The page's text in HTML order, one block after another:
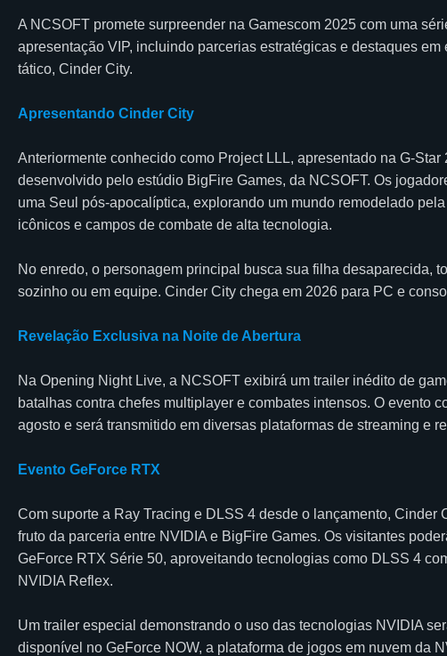
A NCSOFT promete surpreender na Gamescom 2025 com uma
apresentação VIP, incluindo parcerias estratégicas e destaques
tático, Cinder City.
Apresentando Cinder City
Anteriormente conhecido como Project LLL, apresentado na G-
desenvolvido pelo estúdio BigFire Games, da NCSOFT. Os
uma Seul pós-apocalíptica, explorando um mundo remodelado
icônicos e campos de combate de alta tecnologia.
No enredo, o personagem principal busca sua filha desaparecida,
sozinho ou em equipe. Cinder City chega em 2026 para PC e
Revelação Exclusiva na Noite de Abertura
Na Opening Night Live, a NCSOFT exibirá um trailer inédito de
batalhas contra chefes multiplayer e combates intensos. O evento
agosto e será transmitido em diversas plataformas de streaming e
Evento GeForce RTX
Com suporte a Ray Tracing e DLSS 4 desde o lançamento, Cinder
fruto da parceria entre NVIDIA e BigFire Games. Os visitantes
GeForce RTX Série 50, aproveitando tecnologias como DLSS 4
NVIDIA Reflex.
Um trailer especial demonstrando o uso das tecnologias NVIDIA
disponível no GeForce NOW, a plataforma de jogos em nuvem da